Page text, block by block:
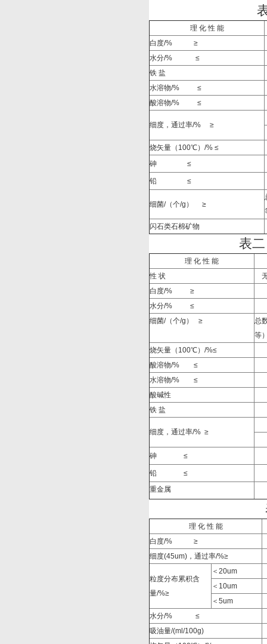
理 化 性 能
白度/%
≥
水分/%
≤
铁 盐
水溶物/%
≤
酸溶物/%
≤
细度，通过率/% ≥
烧矢量（100℃） /% ≤
砷
≤
铅 ≤
细菌/（个/g） ≥
闪石类石棉矿物
表
理 化 性 能
性 状
白度/%
≥
水分/%
≤
细菌/（个/g）
≥
总
等
烧矢量（100℃） /%≤
酸溶物/%
≤
水溶物/%
≤
酸碱性
铁 盐
细度，通过率/% ≥
砷 ≤
铅
≤
重金属
理 化 性 能
白度/%
≥
细度(45um)，通过率/%≥
粒度分布累积含
量/%≥
＜20um
＜10um
＜5um
水分/%
≤
吸油量/(ml/100g)